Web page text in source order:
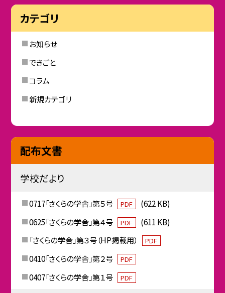
カテゴリ
お知らせ
できごと
コラム
新規カテゴリ
配布文書
学校だより
0717「さくらの学舎」第５号 PDF
(622 KB)
0625「さくらの学舎」第４号
PDF
(611 KB)
「さくらの学舎」第３号（HP掲載用）
PDF
0410「さくらの学舎」第２号 PDF
0407「さくらの学舎」第１号 PDF